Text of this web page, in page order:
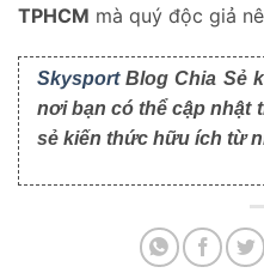
TPHCM mà quý độc giả
SkysportBlog Chia Sẻ
nơi bạn có thể cập nhật
sẻ kiến thức hữu ích từ